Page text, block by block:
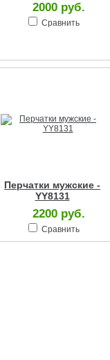
2000 руб.
Сравнить
Перчатки мужские -
YY8131
2200 руб.
Сравнить